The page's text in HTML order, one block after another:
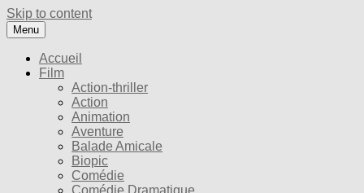
Skip to content
Menu
Accueil
Film
Action-thriller
Action
Animation
Aventure
Balade Amicale
Biopic
Comédie
Comédie Dramatique